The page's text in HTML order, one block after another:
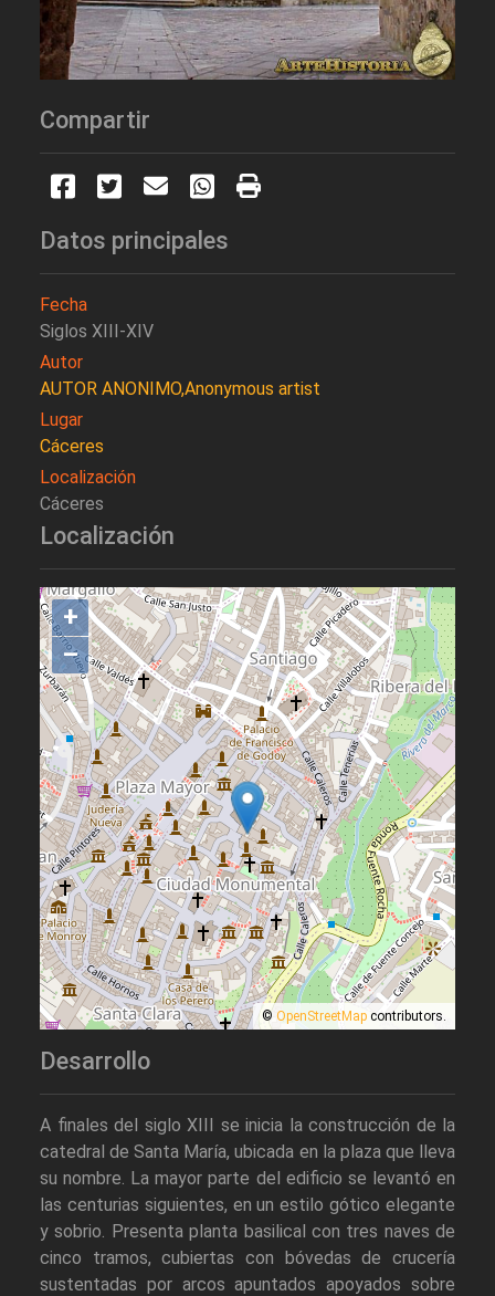
Compartir
Datos principales
Fecha
Siglos XIII-XIV
Autor
AUTOR ANONIMO,Anonymous artist
Lugar
Cáceres
Localización
Cáceres
Localización
+
–
© OpenStreetMap contributors.
Desarrollo
A finales del siglo XIII se inicia la construcción de la
catedral de Santa María, ubicada en la plaza que lleva
su nombre. La mayor parte del edificio se levantó en
las centurias siguientes, en un estilo gótico elegante
y sobrio. Presenta planta basilical con tres naves de
cinco tramos, cubiertas con bóvedas de crucería
sustentadas por arcos apuntados apoyados sobre